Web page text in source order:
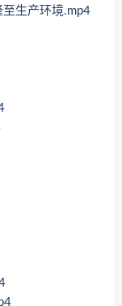
生产环境.mp4